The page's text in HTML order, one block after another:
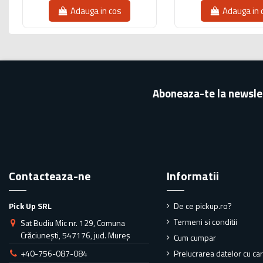
Adauga in cos Adauga in
Aboneaza-te la
Contacteaza-ne
Pick Up SRL
Sat Budiu Mic nr. 129, Comuna
Crăciunești, 547176, jud. Mureș
+40-756-087-084
Informatii
De ce pickup.ro?
Termeni si conditii
Cum cumpar
Prelucrarea datelor cu